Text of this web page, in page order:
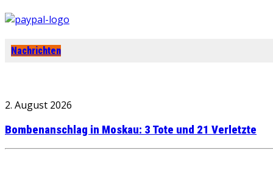
Nachrichten
2. August 2026
Bombenanschlag in Moskau: 3 Tote und 21 Verletzte